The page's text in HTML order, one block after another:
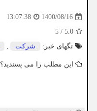
1400/08/16
13:07:38
5.0
/
5
تگهای خبر:
شركت ,
این مطلب را می پسندید؟